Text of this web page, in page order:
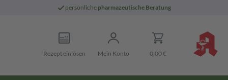
persönliche pharmazeutische Beratung
Rezept einlösen Mein Konto 0,00 €